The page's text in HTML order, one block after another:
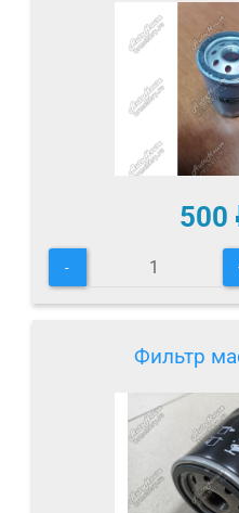
500
-
Фильтр